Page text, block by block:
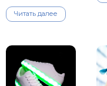
Читать далее